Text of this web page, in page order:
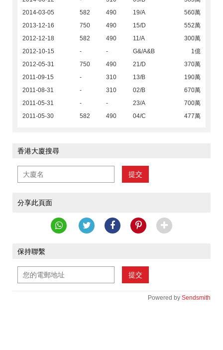
2014-03-05
582 490 19/A
560萬
2013-12-16
750 490 15/D
552萬
2012-12-18
582 490 11/A
300萬
2012-10-15
- - G&/A&B
1億
2012-05-31
750 490 21/D
370萬
2011-09-15
- 310 13/B
190萬
2011-08-31
- 310 02/B
670萬
2011-05-31
- - 23/A
700萬
2011-05-30
582 490 04/C 477萬
香港大廈搜尋
提交
分享此頁面
保持聯繫
提交
Powered by Sendsmith